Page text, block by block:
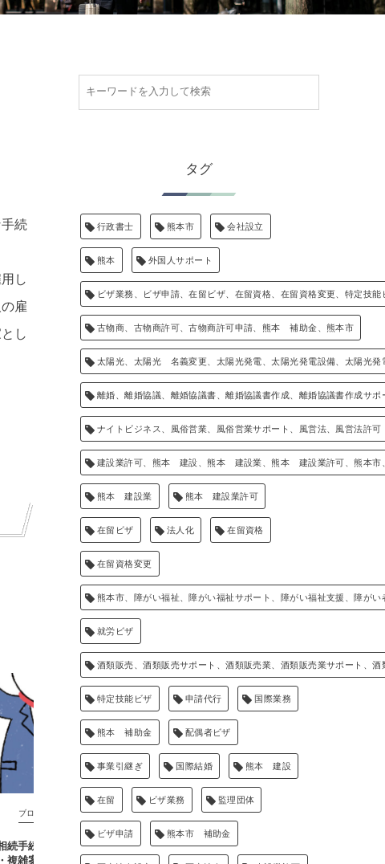
続
し
雇
し
ブログ一覧
続手続きなら専門家へ】
複雑案件もおまかせくだ
ブログ一覧
【熊本・全国対応】金属盗対策法に
基づく「金属くず営業・金属盗届
タグ
行政書士 熊本市 会社設立
熊本 外国人サポート
ビザ業務、ビザ申請、在留ビザ、在留資格、在留資格変更、特定技能
古物商、古物商許可、古物商許可申請、熊本 補助金、熊本市
太陽光、太陽光 名義変更、太陽光発電、太陽光発電設備、太陽光
離婚、離婚協議、離婚協議書、離婚協議書作成、離婚協議書作成サポ
ナイトビジネス、風俗営業、風俗営業サポート、風営法、風営法許可
建設業許可、熊本 建設、熊本 建設業、熊本 建設業許可、熊本市
熊本 建設業 熊本 建設業許可
在留ビザ 法人化 在留資格
在留資格変更
熊本市、障がい福祉、障がい福祉サポート、障がい福祉支援、障がい
就労ビザ
酒類販売、酒類販売サポート、酒類販売業、酒類販売業サポート、
特定技能ビザ 申請代行 国際業務
熊本 補助金 配偶者ビザ
事業引継ぎ 国際結婚 熊本 建設
在留 ビザ業務 監理団体
ビザ申請 熊本市 補助金